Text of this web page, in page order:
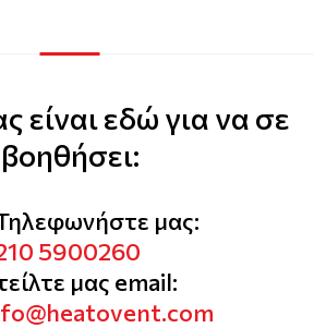
είναι εδώ για να σε
βοηθήσει:
μας:
5900260
μας email: